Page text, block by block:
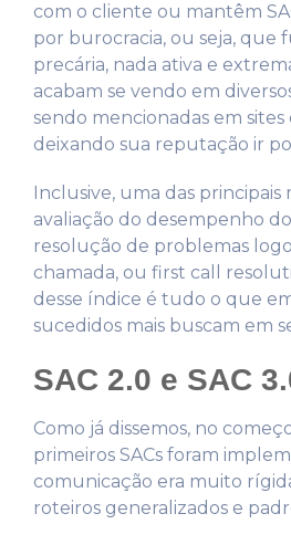
com o cliente ou mantêm
por burocracia, ou seja, que
precária, nada ativa e
acabam se vendo em
sendo mencionadas em
deixando sua reputação ir
Inclusive, uma das principais
avaliação do desempenho
resolução de problemas
chamada, ou first call
desse índice é tudo o que
sucedidos mais buscam em
SAC 2.0 e SAC
Como já dissemos, no
primeiros SACs foram
comunicação era muito
roteiros generalizados e